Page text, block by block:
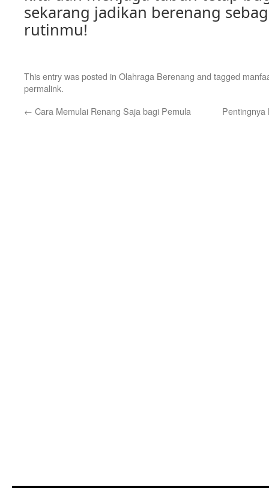
sekarang jadikan berenang
rutinmu!
This entry was posted in Olahraga Berenang and tagged
permalink.
← Cara Memulai Renang Saja bagi Pemula Pentingnya